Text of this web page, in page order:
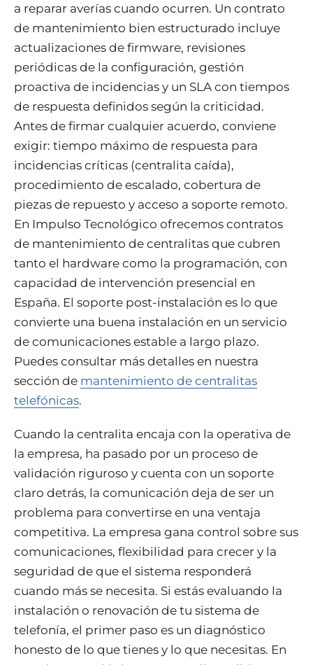
a reparar averías cuando ocurren. Un contrato
de mantenimiento bien estructurado incluye
actualizaciones de firmware, revisiones
periódicas de la configuración, gestión
proactiva de incidencias y un SLA con tiempos
de respuesta definidos según la criticidad.
Antes de firmar cualquier acuerdo, conviene
exigir: tiempo máximo de respuesta para
incidencias críticas (centralita caída),
procedimiento de escalado, cobertura de
piezas de repuesto y acceso a soporte remoto.
En Impulso Tecnológico ofrecemos contratos
de mantenimiento de centralitas que cubren
tanto el hardware como la programación, con
capacidad de intervención presencial en
España. El soporte post-instalación es lo que
convierte una buena instalación en un servicio
de comunicaciones estable a largo plazo.
Puedes consultar más detalles en nuestra
sección de mantenimiento de centralitas
telefónicas.
Cuando la centralita encaja con la operativa de
la empresa, ha pasado por un proceso de
validación riguroso y cuenta con un soporte
claro detrás, la comunicación deja de ser un
problema para convertirse en una ventaja
competitiva. La empresa gana control sobre sus
comunicaciones, flexibilidad para crecer y la
seguridad de que el sistema responderá
cuando más se necesita. Si estás evaluando la
instalación o renovación de tu sistema de
telefonía, el primer paso es un diagnóstico
honesto de lo que tienes y lo que necesitas. En